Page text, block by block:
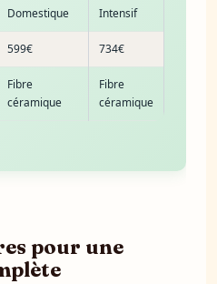
Domestique Intensif
599€ 734€
Fibre
céramique
Fibre
céramique
pour une